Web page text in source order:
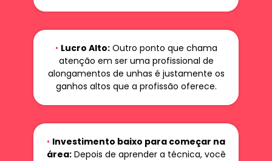
• Lucro Alto:Outro ponto que chama
atenção em ser uma profissional de
alongamentos de unhas é justamente os
ganhos altos que a profissão oferece.
• Investimento baixo para começar na
área:Depois de aprender a técnica, você